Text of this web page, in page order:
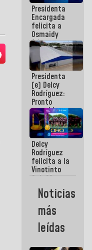
emergencia
post-sismos
Presidenta
Encargada
felicita a
Osmaidy
Arias y
Giraly
Marcano por
hacer
historia en
los
Centroamericanos
Presidenta
(e) Delcy
Rodríguez:
Pronto
restableceremos
las
operaciones
en el
Aeropuerto
Internacional
de
Maiquetía
Delcy
Rodríguez
felicita a la
Vinotinto
Sub 20
campeona
frente
México Sub
23 en los
Centroamericanos
Noticias
más
leídas